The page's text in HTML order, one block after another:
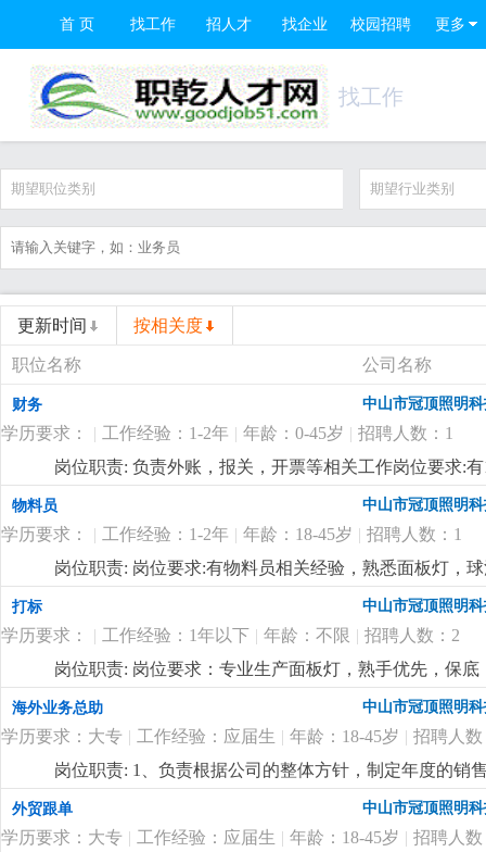
首 页 找工作 招人才 找企业 校园招聘 更多
找工作
期望职位类别 期望行业类别
更新时间 按相关度
职位名称 公司名称
财务 中山市冠顶照明
学历要求： | 工作经验：1-2年 | 年龄：0-45岁 | 招聘人数：1
岗位职责: 负责外账，报关，开票等相关工作岗位要求:
物料员 中山市冠顶照明
学历要求： | 工作经验：1-2年 | 年龄：18-45岁 | 招聘人数：1
岗位职责: 岗位要求:有物料员相关经验，熟悉面板灯，
打标 中山市冠顶照明
学历要求： | 工作经验：1年以下 | 年龄：不限 | 招聘人数：2
岗位职责: 岗位要求：专业生产面板灯，熟手优先，保
吃包住，不吃不住补贴400元，每月设有全勤奖100/月
海外业务总助 中山市冠顶照明
学历要求：大专 | 工作经验：应届生 | 年龄：18-45岁 | 招聘人数
岗位职责: 1、负责根据公司的整体方针，制定年度的销
2、负责开拓新客户，维护老客户，对新老客户进行公
员协调各个部门的关系，使业务工作可以畅通进行；4
排、业务培训等，并对业务员的工作方式进行指导，监
外贸跟单 中山市冠顶照明
学历要求：大专 | 工作经验：应届生 | 年龄：18-45岁 | 招聘人数